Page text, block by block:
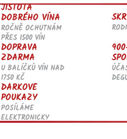
JISTOTA
DOBRÉHO VÍNA
ROČNĚ OCHUTNÁM
PŘES 1500 VÍN
DOPRAVA
ZDARMA
U BALÍČKŮ VÍN NAD
1750 KČ
DÁRKOVÉ
POUKAZY
POSÍLÁME
ELEKTRONICKY